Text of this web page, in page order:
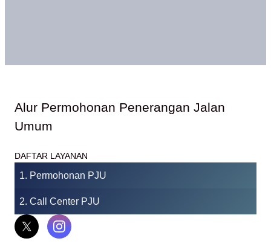
Alur Permohonan Penerangan Jalan
Umum
DAFTAR LAYANAN
1. Permohonan PJU
2. Call Center PJU